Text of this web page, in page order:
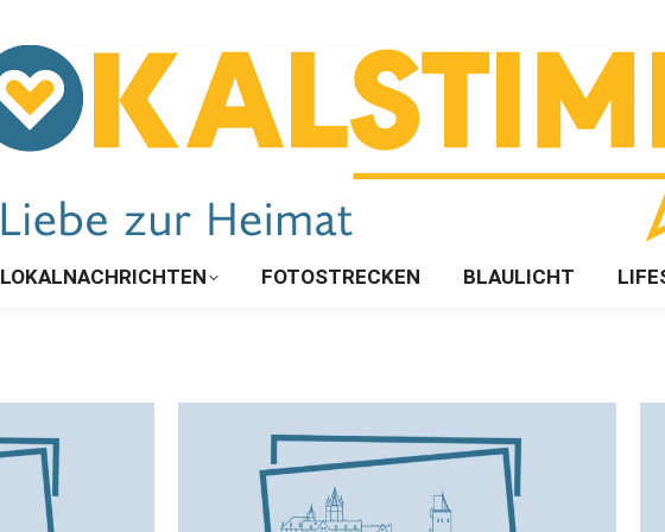
LOKALNACHRICHTEN FOTOSTRECKEN BLAULICHT